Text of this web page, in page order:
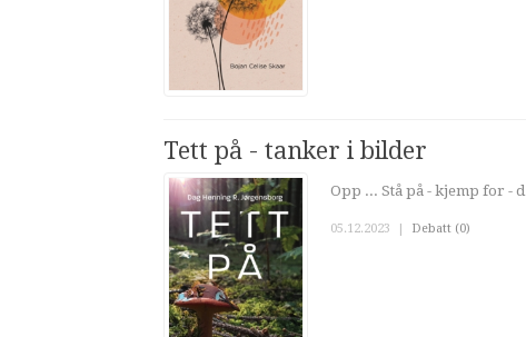
Tett på - tanker i bilder
Opp ... Stå på - kjemp for -
05.12.2023 Debatt (0)